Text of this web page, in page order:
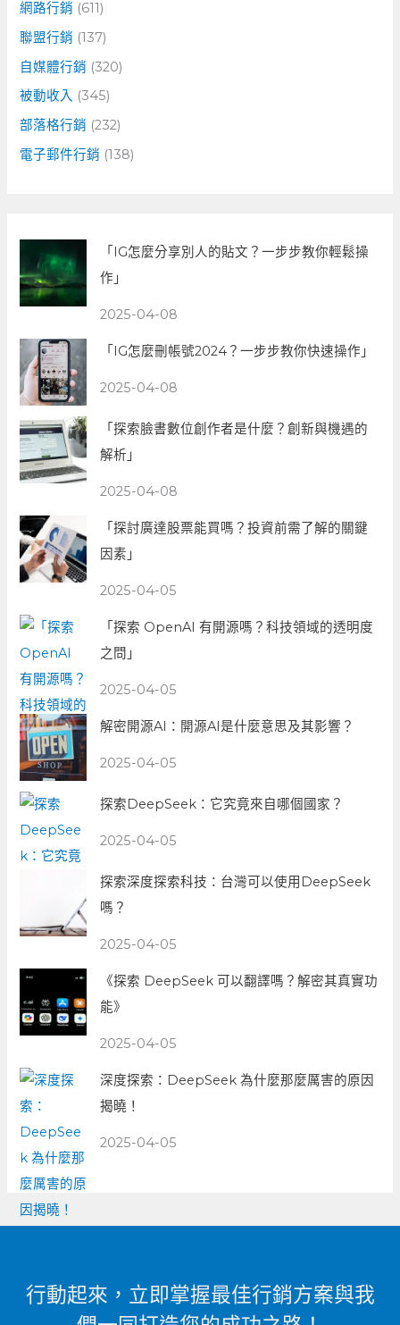
網路行銷 (611)
聯盟行銷 (137)
自媒體行銷 (320)
被動收入 (345)
部落格行銷 (232)
電子郵件行銷 (138)
「IG怎麼分享別人的貼文？一步步教你輕鬆操
作」
2025-04-08
「IG怎麼刪帳號2024？一步步教你快速操作」
2025-04-08
「探索臉書數位創作者是什麼？創新與機遇的
解析」
2025-04-08
「探討廣達股票能買嗎？投資前需了解的關鍵
因素」
2025-04-05
「探索 OpenAI 有開源嗎？科技領域的透明度
之問」
2025-04-05
解密開源AI：開源AI是什麼意思及其影響？
2025-04-05
探索DeepSeek：它究竟來自哪個國家？
2025-04-05
探索深度探索科技：台灣可以使用DeepSeek
嗎？
2025-04-05
《探索 DeepSeek 可以翻譯嗎？解密其真實功
能》
2025-04-05
深度探索：DeepSeek 為什麼那麼厲害的原因
揭曉！
2025-04-05
行動起來，立即掌握最佳行銷方案與我